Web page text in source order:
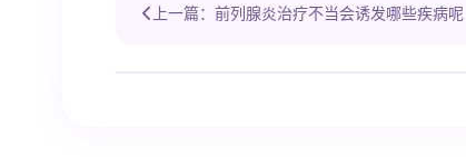
上一篇：前列腺炎治疗不当会诱发哪些疾病呢